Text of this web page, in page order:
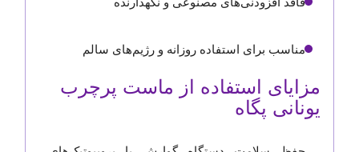
مناسب برای استفاده روزانه و رژیم‌های سالم
مزایای استفاده از ماست پرچرب
یونانی پگاه